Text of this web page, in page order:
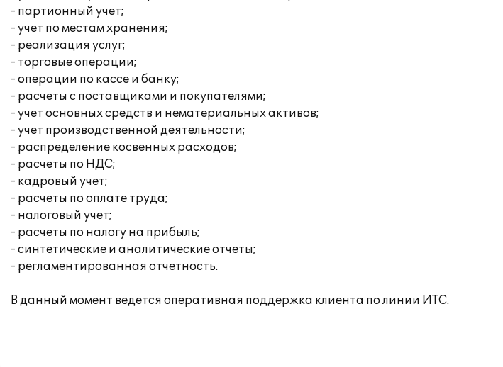
- партионный учет;
- учет по местам хранения;
- реализация услуг;
- торговые операции;
- операции по кассе и банку;
- расчеты с поставщиками и покупателями;
- учет основных средств и нематериальных активов;
- учет производственной деятельности;
- распределение косвенных расходов;
- расчеты по НДС;
- кадровый учет;
- расчеты по оплате труда;
- налоговый учет;
- расчеты по налогу на прибыль;
- синтетические и аналитические отчеты;
- регламентированная отчетность.
В данный момент ведется оперативная поддержка клиента по линии ИТС.